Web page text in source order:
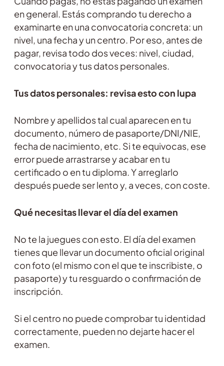
en general. Estás comprando tu derecho a
examinarte en una convocatoria concreta: un
nivel, una fecha y un centro. Por eso, antes de
pagar, revisa todo dos veces: nivel, ciudad,
convocatoria y tus datos personales.
Tus datos personales: revisa esto con lupa
Nombre y apellidos tal cual aparecen en tu
documento, número de pasaporte/DNI/NIE,
fecha de nacimiento, etc. Si te equivocas, ese
error puede arrastrarse y acabar en tu
certificado o en tu diploma. Y arreglarlo
después puede ser lento y, a veces, con coste.
Qué necesitas llevar el día del examen
No te la juegues con esto. El día del examen
tienes que llevar un documento oficial original
con foto (el mismo con el que te inscribiste, o
pasaporte) y tu resguardo o confirmación de
inscripción.
Si el centro no puede comprobar tu identidad
correctamente, pueden no dejarte hacer el
examen.